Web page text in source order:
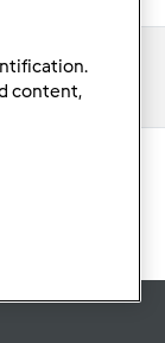
content,